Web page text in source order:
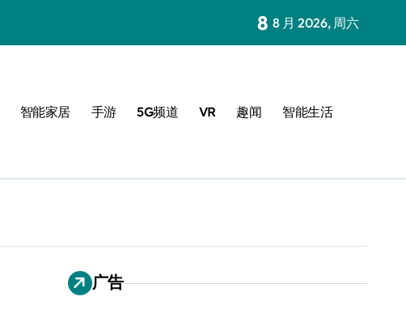
8 8 月 2026, 周六
智能家居 手游 5G频道 VR 趣闻 智能生活
广告